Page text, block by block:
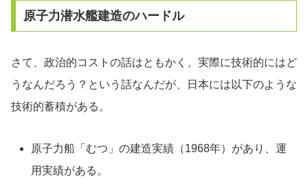
原子力潜水艦建造のハードル
さて、政治的コストの話はともかく、実際に技術的にはど
うなんだろう？という話なんだが、日本には以下のような
技術的蓄積がある。
原子力船「むつ」の建造実績（1968年）があり、運
用実績がある。